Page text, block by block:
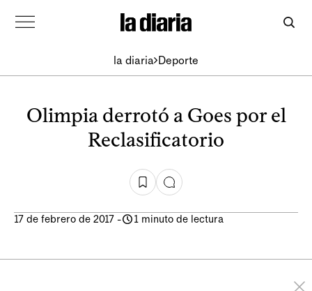
la diaria Deporte
Olimpia derrotó a Goes por el
Reclasificatorio
17 de febrero de 2017 - 1 minuto de lectura